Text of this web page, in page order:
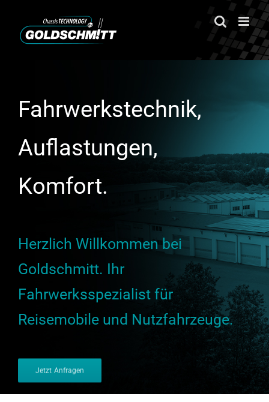
Inhalt
Fahrwerkstechnik,
Auflastungen,
Komfort.
Herzlich Willkommen bei
Goldschmitt. Ihr
Fahrwerksspezialist für
Reisemobile und Nutzfahrzeuge.
Jetzt Anfragen